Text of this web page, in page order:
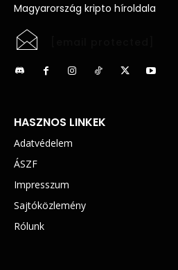
Magyarország kripto híroldala
HASZNOS LINKEK
Adatvédelem
ÁSZF
Impresszum
Sajtóközlemény
Rólunk